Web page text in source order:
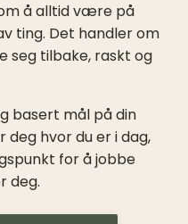
å alltid være på
ting. Det handler om
seg tilbake, raskt og
basert mål på din
deg hvor du er i dag,
for å jobbe
deg.